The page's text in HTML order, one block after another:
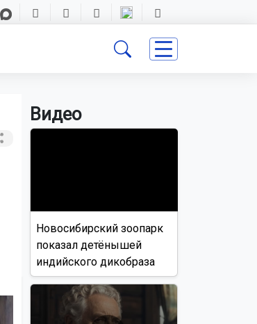
Видео
Новосибирский зоопарк
показал детёнышей
индийского дикобраза